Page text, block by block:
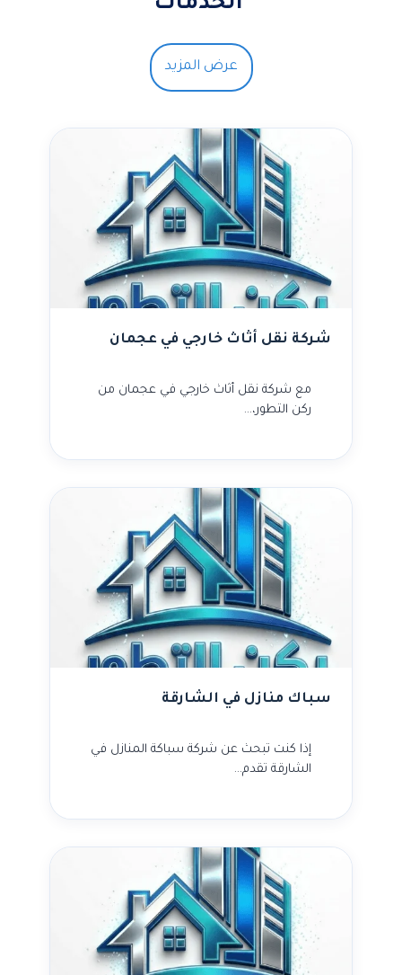
الخدمات
عرض المزيد
شركة نقل أثاث خارجي في عجمان
مع شركة نقل أثاث خارجي في عجمان من
ركن التطور،…
سباك منازل في الشارقة
إذا كنت تبحث عن شركة سباكة المنازل في
الشارقة تقدم…